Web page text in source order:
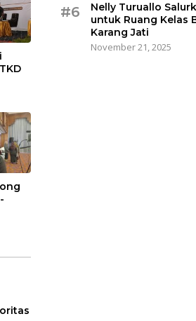
#6
Nelly Turuallo
untuk Ruang Kelas
Karang Jati
November 21, 2025